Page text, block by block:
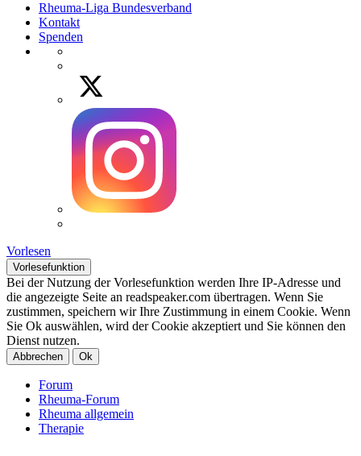
Rheuma-Liga Bundesverband
Kontakt
Spenden
Vorlesen
Vorlesefunktion
Bei der Nutzung der Vorlesefunktion werden Ihre IP-Adresse und
die angezeigte Seite an readspeaker.com übertragen. Wenn Sie
zustimmen, speichern wir Ihre Zustimmung in einem Cookie. Wenn
Sie Ok auswählen, wird der Cookie akzeptiert und Sie können den
Dienst nutzen.
Abbrechen Ok
Forum
Rheuma-Forum
Rheuma allgemein
Therapie